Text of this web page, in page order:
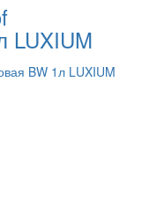
LUXIUM